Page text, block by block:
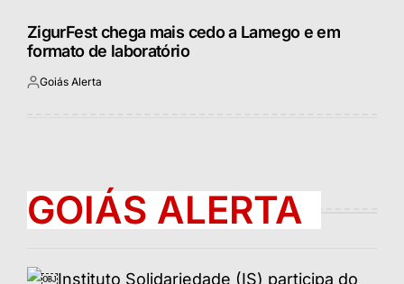
ZigurFest chega mais cedo a Lamego e em
formato de laboratório
Postado
Goiás Alerta
GOIÁS ALERTA